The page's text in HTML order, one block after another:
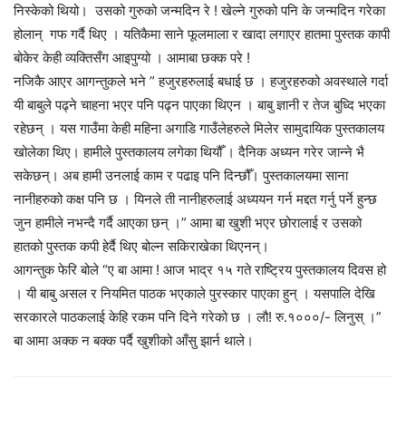
निस्केको थियो। उसको गुरुको जन्मदिन रे ! खेल्ने गुरुको पनि के जन्मदिन गरेका
होलान् गफ गर्दै थिए । यतिकैमा साने फूलमाला र खादा लगाएर हातमा पुस्तक कापी
बोकेर केही व्यक्तिसँग आइपुग्यो । आमाबा छक्क परे !
नजिकै आएर आगन्तुकले भने ” हजुरहरुलाई बधाई छ । हजुरहरुको अवस्थाले गर्दा
यी बाबुले पढ्ने चाहना भएर पनि पढ्न पाएका थिएन । बाबु ज्ञानी र तेज बुध्दि भएका
रहेछन् । यस गाउँमा केही महिना अगाडि गाउँलेहरुले मिलेर सामुदायिक पुस्तकालय
खोलेका थिए। हामीले पुस्तकालय लगेका थियौँ । दैनिक अध्यन गरेर जान्ने भै
सकेछन्। अब हामी उनलाई काम र पढाइ पनि दिन्छौँ। पुस्तकालयमा साना
नानीहरुको कक्ष पनि छ । यिनले ती नानीहरुलाई अध्ययन गर्न मद्दत गर्नु पर्ने हुन्छ
जुन हामीले नभन्दै गर्दै आएका छन् ।” आमा बा खुशी भएर छोरालाई र उसको
हातको पुस्तक कपी हेर्दै थिए बोल्न सकिराखेका थिएनन्।
आगन्तुक फेरि बोले “ए बा आमा ! आज भाद्र १५ गते राष्ट्रिय पुस्तकालय दिवस हो
। यी बाबु असल र नियमित पाठक भएकाले पुरस्कार पाएका हुन् । यसपालि देखि
सरकारले पाठकलाई केहि रकम पनि दिने गरेको छ । लौ! रु.१०००/- लिनुस् ।”
बा आमा अक्क न बक्क पर्दै खुशीको आँसु झार्न थाले।